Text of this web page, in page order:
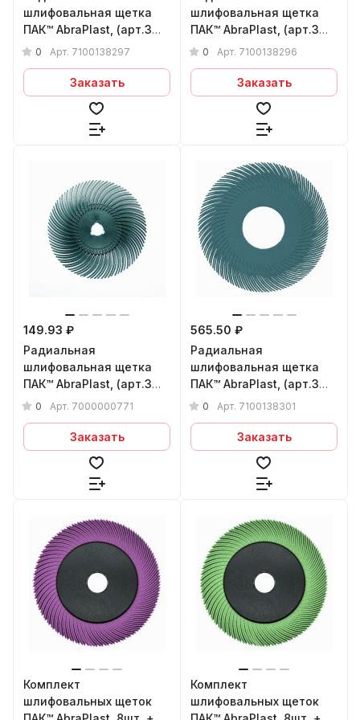
шлифовальная щетка
ПАК™ AbraPlast, (арт.3М
30128) 75х1,5х9 мм,
0 Арт. 7100138297
Заказать
шлифовальная щетка
ПАК™ AbraPlast, (арт.3М
30127) 75х1,5х9 мм, (син),
0 Арт. 7100138296
Заказать
149.93 ₽
Радиальная
шлифовальная щетка
ПАК™ AbraPlast, (арт.3М
30126) 75х1,5х9 мм, (зел),
0 Арт. 7000000771
Заказать
565.50 ₽
Радиальная
шлифовальная щетка
ПАК™ AbraPlast, (арт.3М
33055)150x1,5x25 мм,
0 Арт. 7100138301
Заказать
Комплект
шлифовальных щеток
Комплект
шлифовальных щеток